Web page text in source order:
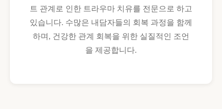
트 관계로 인한 트라우마 치유를 전문으로 하고
있습니다. 수많은 내담자들의 회복 과정을 함께
하며, 건강한 관계 회복을 위한 실질적인 조언
을 제공합니다.